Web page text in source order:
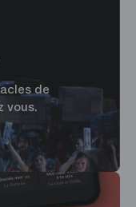
de
vous.